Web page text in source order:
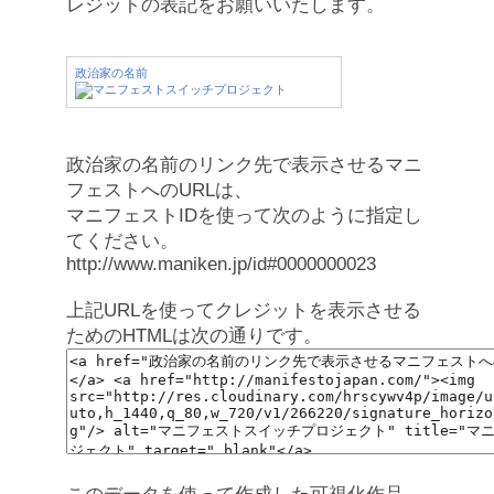
レジットの表記をお願いいたします。
政治家の名前
政治家の名前のリンク先で表示させるマニ
フェストへのURLは、
マニフェストIDを使って次のように指定し
てください。
http://www.maniken.jp/id#0000000023
上記URLを使ってクレジットを表示させる
ためのHTMLは次の通りです。